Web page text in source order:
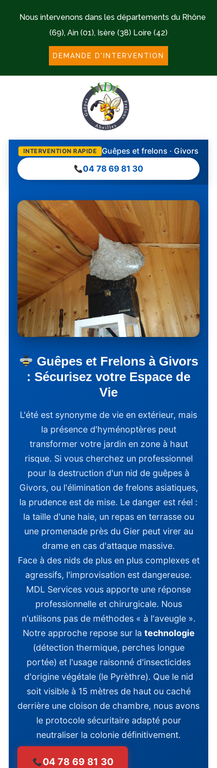
Nous intervenons dans les départements du Rhône
(69), Ain (01), Isère (38) Loire (42)
DEMANDE D'INTERVENTION
INTERVENTION RAPIDE
Guêpes et frelons · Givors
04 78 69 81 30
Guêpes et Frelons à Givors
: Sécurisez votre Espace de
Vie
L'été est synonyme de vie en extérieur, mais
la présence d'hyménoptères peut
transformer votre jardin en zone à haut
risque. Si vous cherchez un professionnel
pour la destruction d'un nid de guêpes à
Givors, ou l'élimination de frelons asiatiques,
la prudence est de mise. Le danger est réel :
la taille d'une haie, un repas en terrasse ou
une promenade près du Gier peut virer au
drame en cas d'attaque massive.
Face à des nids de plus en plus complexes et
agressifs, l'improvisation est dangereuse.
MDL Services vous apporte une réponse
professionnelle et chirurgicale. Nous
n'utilisons pas de méthodes « à l'aveugle ».
Notre approche repose sur la technologie
(détection thermique, perches longue
portée) et l'usage raisonné d'insecticides
d'origine végétale (le Pyrèthre). Que le nid
soit visible à 15 mètres de haut ou caché
derrière une cloison de chambre, nous avons
le protocole sécuritaire adapté pour
neutraliser la colonie définitivement.
04 78 69 81 30